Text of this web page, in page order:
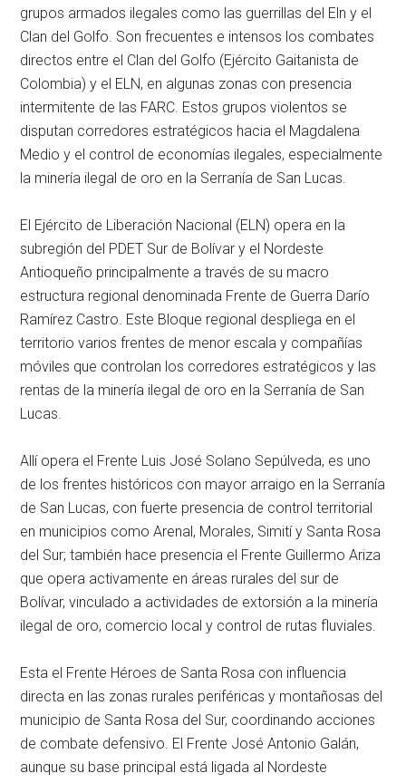
grupos armados ilegales como las guerrillas del Eln y el
Clan del Golfo. Son frecuentes e intensos los combates
directos entre el Clan del Golfo (Ejército Gaitanista de
Colombia) y el ELN, en algunas zonas con presencia
intermitente de las FARC. Estos grupos violentos se
disputan corredores estratégicos hacia el Magdalena
Medio y el control de economías ilegales, especialmente
la minería ilegal de oro en la Serranía de San Lucas.
El Ejército de Liberación Nacional (ELN) opera en la
subregión del PDET Sur de Bolívar y el Nordeste
Antioqueño principalmente a través de su macro
estructura regional denominada Frente de Guerra Darío
Ramírez Castro. Este Bloque regional despliega en el
territorio varios frentes de menor escala y compañías
móviles que controlan los corredores estratégicos y las
rentas de la minería ilegal de oro en la Serranía de San
Lucas.
Allí opera el Frente Luis José Solano Sepúlveda, es uno
de los frentes históricos con mayor arraigo en la Serranía
de San Lucas, con fuerte presencia de control territorial
en municipios como Arenal, Morales, Simití y Santa Rosa
del Sur; también hace presencia el Frente Guillermo Ariza
que opera activamente en áreas rurales del sur de
Bolívar, vinculado a actividades de extorsión a la minería
ilegal de oro, comercio local y control de rutas fluviales.
Esta el Frente Héroes de Santa Rosa con influencia
directa en las zonas rurales periféricas y montañosas del
municipio de Santa Rosa del Sur, coordinando acciones
de combate defensivo. El Frente José Antonio Galán,
aunque su base principal está ligada al Nordeste